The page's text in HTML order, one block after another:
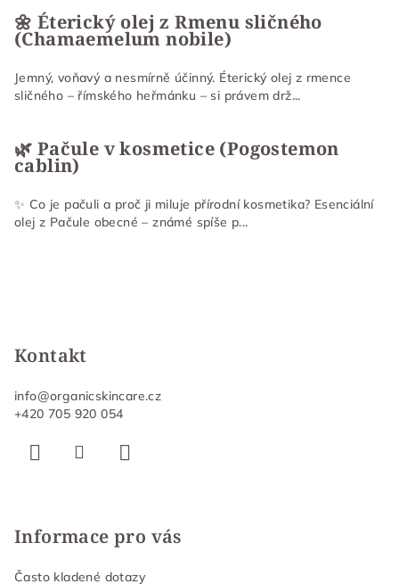
🌼 Éterický olej z Rmenu sličného
(Chamaemelum nobile)
Jemný, voňavý a nesmírně účinný. Éterický olej z rmence
sličného – římského heřmánku – si právem drž...
🌿 Pačule v kosmetice (Pogostemon
cablin)
✨ Co je pačuli a proč ji miluje přírodní kosmetika? Esenciální
olej z Pačule obecné – známé spíše p...
Kontakt
info@organicskincare.cz
+420 705 920 054
Informace pro vás
Často kladené dotazy